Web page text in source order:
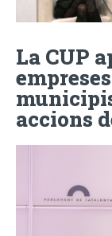
La CUP
accions